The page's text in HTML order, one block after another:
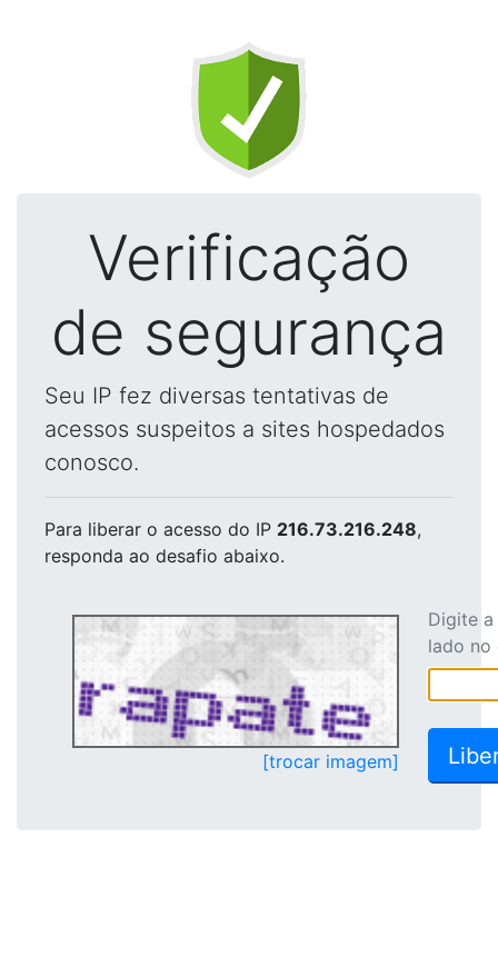
Verificação
de segurança
Seu IP fez diversas tentativas de
acessos suspeitos a sites hospedados
conosco.
Para liberar o acesso do IP 216.73.216.248,
responda ao desafio abaixo.
[trocar imagem]
Digite
lado no